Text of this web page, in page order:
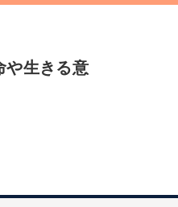
や生きる意